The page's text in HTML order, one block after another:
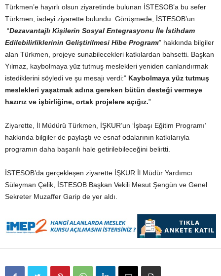
Türkmen’e hayırlı olsun ziyaretinde bulunan İSTESOB’a bu sefer
Türkmen, iadeyi ziyarette bulundu. Görüşmede, İSTESOB’un
“Dezavantajlı Kişilerin Sosyal Entegrasyonu İle İstihdam
Edilebilirliklerinin Geliştirilmesi Hibe Programı” hakkında bilgiler
alan Türkmen, projeye sunabilecekleri katkılardan bahsetti. Başkan
Yılmaz, kaybolmaya yüz tutmuş meslekleri yeniden canlandırmak
istediklerini söyledi ve şu mesajı verdi:” Kaybolmaya yüz tutmuş
meslekleri yaşatmak adına gereken bütün desteği vermeye
hazırız ve işbirliğine, ortak projelere açığız.”
Ziyarette, İl Müdürü Türkmen, İŞKUR’un ‘İşbaşı Eğitim Programı’
hakkında bilgiler de paylaştı ve esnaf odalarının katkılarıyla
programın daha başarılı hale getirilebileceğini belirtti.
İSTESOB’da gerçekleşen ziyarette İŞKUR İl Müdür Yardımcı
Süleyman Çelik, İSTESOB Başkan Vekili Mesut Şengün ve Genel
Sekreter Muzaffer Garip de yer aldı.